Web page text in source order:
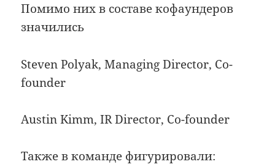
Помимо них в составе кофаундеров
значились
Steven Polyak, Managing Director, Co-
founder
Austin Kimm, IR Director, Co-founder
Также в команде фигурировали: